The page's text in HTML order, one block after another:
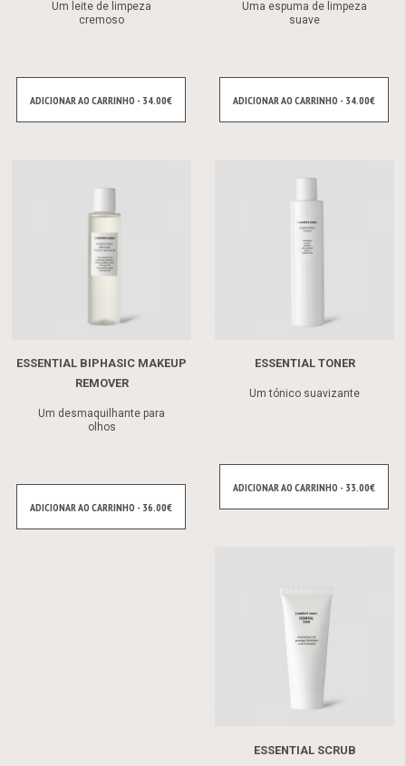
Um leite de limpeza
cremoso
ADICIONAR AO CARRINHO - 34.00€
Uma espuma de limpeza
suave
ADICIONAR AO CARRINHO - 34.00€
ESSENTIAL BIPHASIC MAKEUP
REMOVER
Um desmaquilhante para
olhos
ADICIONAR AO CARRINHO - 36.00€
ESSENTIAL TONER
Um tónico suavizante
ADICIONAR AO CARRINHO - 33.00€
ESSENTIAL SCRUB